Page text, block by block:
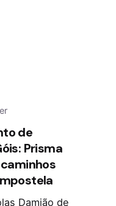
de
Prisma
caminhos
Damião de